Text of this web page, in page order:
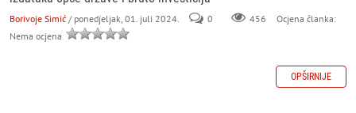
Borivoje Simić / ponedjeljak, 01. juli 2024. 0 456
Ocjena članka:
Nema ocjena
OPŠIRNIJE